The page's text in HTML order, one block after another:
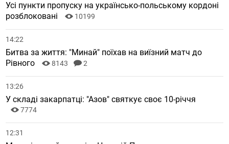
Усі пункти пропуску на українсько-польському кордоні
розблоковані
10199
14:22
Битва за життя: "Минай" поїхав на виїзний матч до
Рівного
8143 2
13:26
У складі закарпатці: "Азов" святкує своє 10-річчя
7774
12:31